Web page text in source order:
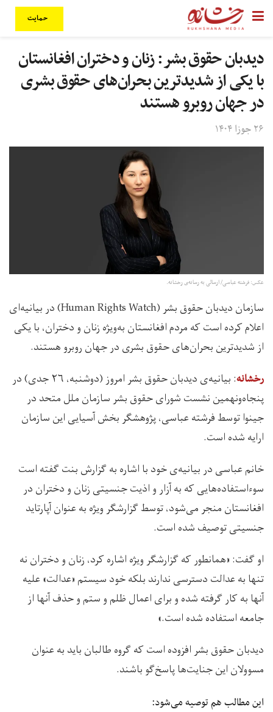
حمایت
دیدبان حقوق بشر: زنان و دختران افغانستان
با یکی از شدیدترین بحران‌های حقوق بشری
در جهان روبرو هستند
۲۶ جوزا ۱۴۰۴
عکس: فرشته عباسی/ ارسالی به رسانه‌ی رخشانه.
سازمان دیدبان حقوق بشر (Human Rights Watch) در بیانیه‌ای
اعلام کرده است که مردم افغانستان به‌ویژه زنان و دختران، با یکی
از شدیدترین بحران‌های حقوق بشری در جهان روبرو هستند.
رخشانه
: بیانیه‌ی دیدبان حقوق بشر امروز (دوشنبه، ۲۶ جدی) در
پنجاه‌ونهمین نشست شورای حقوق بشر سازمان ملل متحد در
جینوا توسط فرشته عباسی، پژوهشگر بخش آسیایی این سازمان
ارایه شده است.
خانم عباسی در بیانیه‌ی خود با اشاره به گزارش بنت گفته است
سوءاستفاده‌هایی که به آزار و اذیت جنسیتی زنان و دختران در
افغانستان منجر می‌شود، توسط گزارشگر ویژه به عنوان آپارتاید
جنسیتی توصیف شده است.
او گفت: «همانطور که گزارشگر ویژه اشاره کرد، زنان و دختران نه
تنها به عدالت دسترسی ندارند بلکه خود سیستم «عدالت» علیه
آنها به کار گرفته شده و برای اعمال ظلم و ستم و حذف آنها از
جامعه استفاده شده است.»
دیدبان حقوق بشر افزوده است که گروه طالبان باید به عنوان
مسوولان این جنایت‌ها پاسخ‌گو باشند.
این مطالب هم توصیه می‌شود: